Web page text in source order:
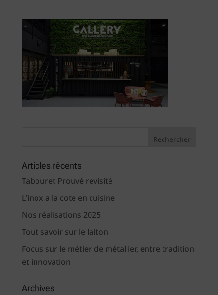
Articles récents
Tabouret Prouvé revisité
L’inox a la cote en cuisine
Nos réalisations 2025
Tout savoir sur le laiton
Focus sur le métier de métallier, entre tradition
et innovation
Archives